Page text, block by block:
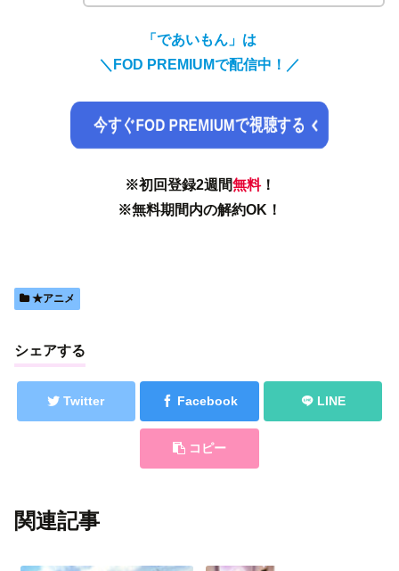
「であいもん」は
＼FOD PREMIUMで配信中！／
今すぐFOD PREMIUMで視聴する
※初回登録2週間無料！
※無料期間内の解約OK！
★アニメ
シェアする
Twitter Facebook LINE
コピー
関連記事